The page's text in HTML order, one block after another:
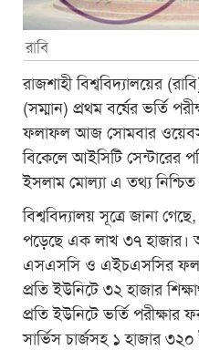
রাবি
রাজশাহী বিশ্ববিদ্যালয়ের
(সম্মান) প্রথম বর্ষের ভর্তি
ফলাফল আজ সোমবার
বিকেলে আইসিটি সেন্টারের
ইসলাম মোল্যা এ তথ্য
বিশ্ববিদ্যালয় সূত্রে জানা
পড়েছে এক লাখ ৩৭ হাজার।
এসএসসি ও এইচএসসির
প্রতি ইউনিটে ৩২ হাজার
প্রতি ইউনিটে ভর্তি পরীক্ষার
সার্ভিস চার্জসহ ১ হাজার ৩২০